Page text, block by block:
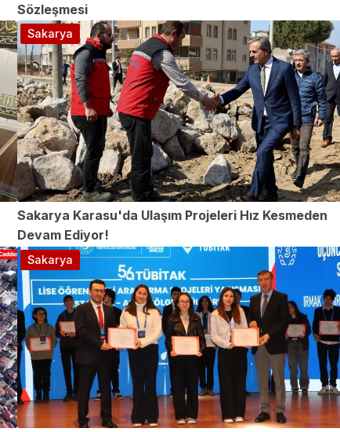
Sözleşmesi
Sakarya Karasu'da Ulaşım Projeleri Hız Kesmeden
Devam Ediyor!
Sakarya
Sakarya